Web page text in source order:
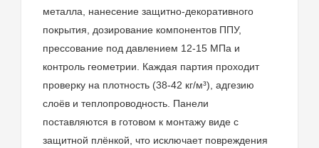
металла, нанесение защитно-декоративного
покрытия, дозирование компонентов ППУ,
прессование под давлением 12-15 МПа и
контроль геометрии. Каждая партия проходит
проверку на плотность (38-42 кг/м³), адгезию
слоёв и теплопроводность. Панели
поставляются в готовом к монтажу виде с
защитной плёнкой, что исключает повреждения